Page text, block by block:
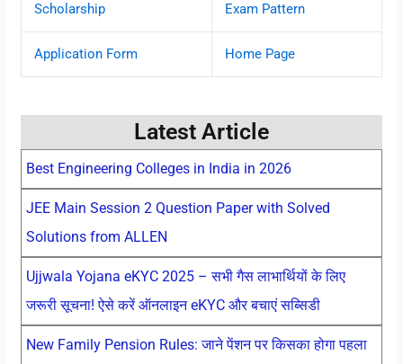
Scholarship Exam Pattern
Application Form Home Page
Latest Article
Best Engineering Colleges in India in 2026
JEE Main Session 2 Question Paper with Solved
Solutions from ALLEN
Ujjwala Yojana eKYC 2025 – सभी गैस लाभार्थियों के लिए
जरूरी सूचना! ऐसे करें ऑनलाइन eKYC और बचाएं सब्सिडी
New Family Pension Rules: जाने पेंशन पर किसका होगा पहला